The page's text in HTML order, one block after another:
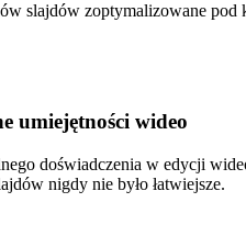
slajdów zoptymalizowane pod
umiejętności wideo
doświadczenia w edycji
nigdy nie było łatwiejsze.